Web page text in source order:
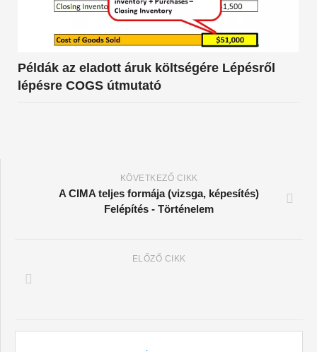
Példák az eladott áruk költségére Lépésről
lépésre COGS útmutató
KÖVETKEZŐ CIKK
A CIMA teljes formája (vizsga, képesítés)
Felépítés - Történelem
ELŐZŐ CIKK